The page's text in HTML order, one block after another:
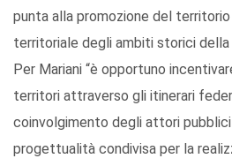
punta alla promozione del
territoriale degli ambiti storici della
Per Mariani “è opportuno
territori attraverso gli itinerari
coinvolgimento degli attori pubblici
progettualità condivisa per la